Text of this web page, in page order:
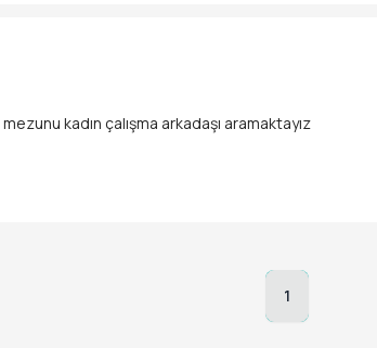
kadın çalışma arkadaşı aramaktayız
1